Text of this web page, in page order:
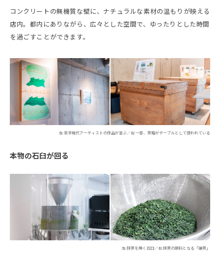
コンクリートの無機質な壁に、ナチュラルな素材の温もりが映える
店内。都内にありながら、広々とした空間で、ゆったりとした時間
を過ごすことができます。
左:若手現代アーティストの作品が並ぶ／右:一部、茶箱がテーブルとして使われている
本物の石臼が回る
左:抹茶を挽く石臼／右:抹茶の原料となる「碾茶」